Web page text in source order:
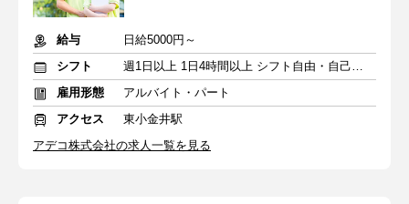
給与
日給5000円～
シフト
週1日以上 1日4時間以上 シフト自由・自己申告
雇用形態
アルバイト・パート
アクセス
東小金井駅
アデコ株式会社の求人一覧を見る